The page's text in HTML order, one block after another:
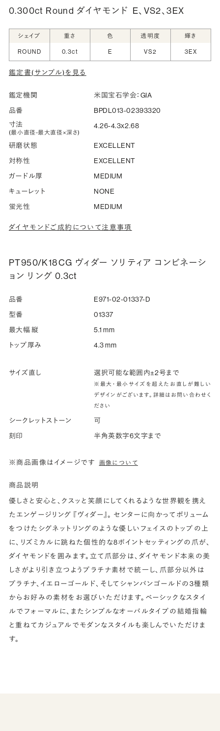
シークレットストーン：指輪の内側に留める宝石のこ
と
指輪の内側に、誕生石やピンクダイヤモンドなど、お好みの
宝石を選んでセッティングすることができます。ショッピング
詳しく見る
0.300ct Round ダイヤモンド E、VS2、3EX
シェイプ 重さ 色 透明度 輝き
ROUND 0.3ct E VS2 3EX
鑑定書(サンプル)を見る
鑑定機関
米国宝石学会：GIA
品番
BPDL013-02393320
寸法
(最小直径-最大直径×深さ)
4.26-4.3x2.68
研磨状態
EXCELLENT
対称性
EXCELLENT
ガードル厚
MEDIUM
キューレット
NONE
蛍光性
MEDIUM
ダイヤモンドご成約について注意事項
PT950/K18CG ヴィダー ソリティア コンビネーシ
ョン リング 0.3ct
品番
E971-02-01337-D
型番
01337
最大幅 縦
5.1 mm
トップ厚み
4.3 mm
サイズ直し 選択可能な範囲内±2号まで
※最大・最小サイズを超えたお直しが難しい
デザインがございます。詳細はお問い合わせく
ださい
シークレットストーン
可
刻印
半角英数字6文字まで
※商品画像はイメージです 画像について
商品説明
優しさと安心と、クスッと笑顔にしてくれるような世界観を携え
たエンゲージリング 『ヴィダー』。 センターに向かってボリューム
をつけたシグネットリングのような優しいフェイスのトップの上
に、リズミカルに跳ねた個性的な8ポイントセッティングの爪が、
ダイヤモンドを囲みます。立て爪部分は、ダイヤモンド本来の美
しさがより引き立つようプラチナ素材で統一し、爪部分以外は
プラチナ、イエローゴールド、そしてシャンパンゴールドの3種類
からお好みの素材をお選びいただけます。ベーシックなスタイ
ルでフォーマルに、またシンプルなオーバルタイプの結婚指輪
と重ねてカジュアルでモダンなスタイルも楽しんでいただけま
す。